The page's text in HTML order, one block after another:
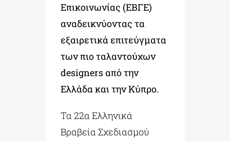
Επικοινωνίας (ΕΒΓΕ)
αναδεικνύοντας τα
εξαιρετικά επιτεύγματα
των πιο ταλαντούχων
designers από την
Ελλάδα και την Κύπρο.
Τα 22α Ελληνικά
Βραβεία Σχεδιασμού